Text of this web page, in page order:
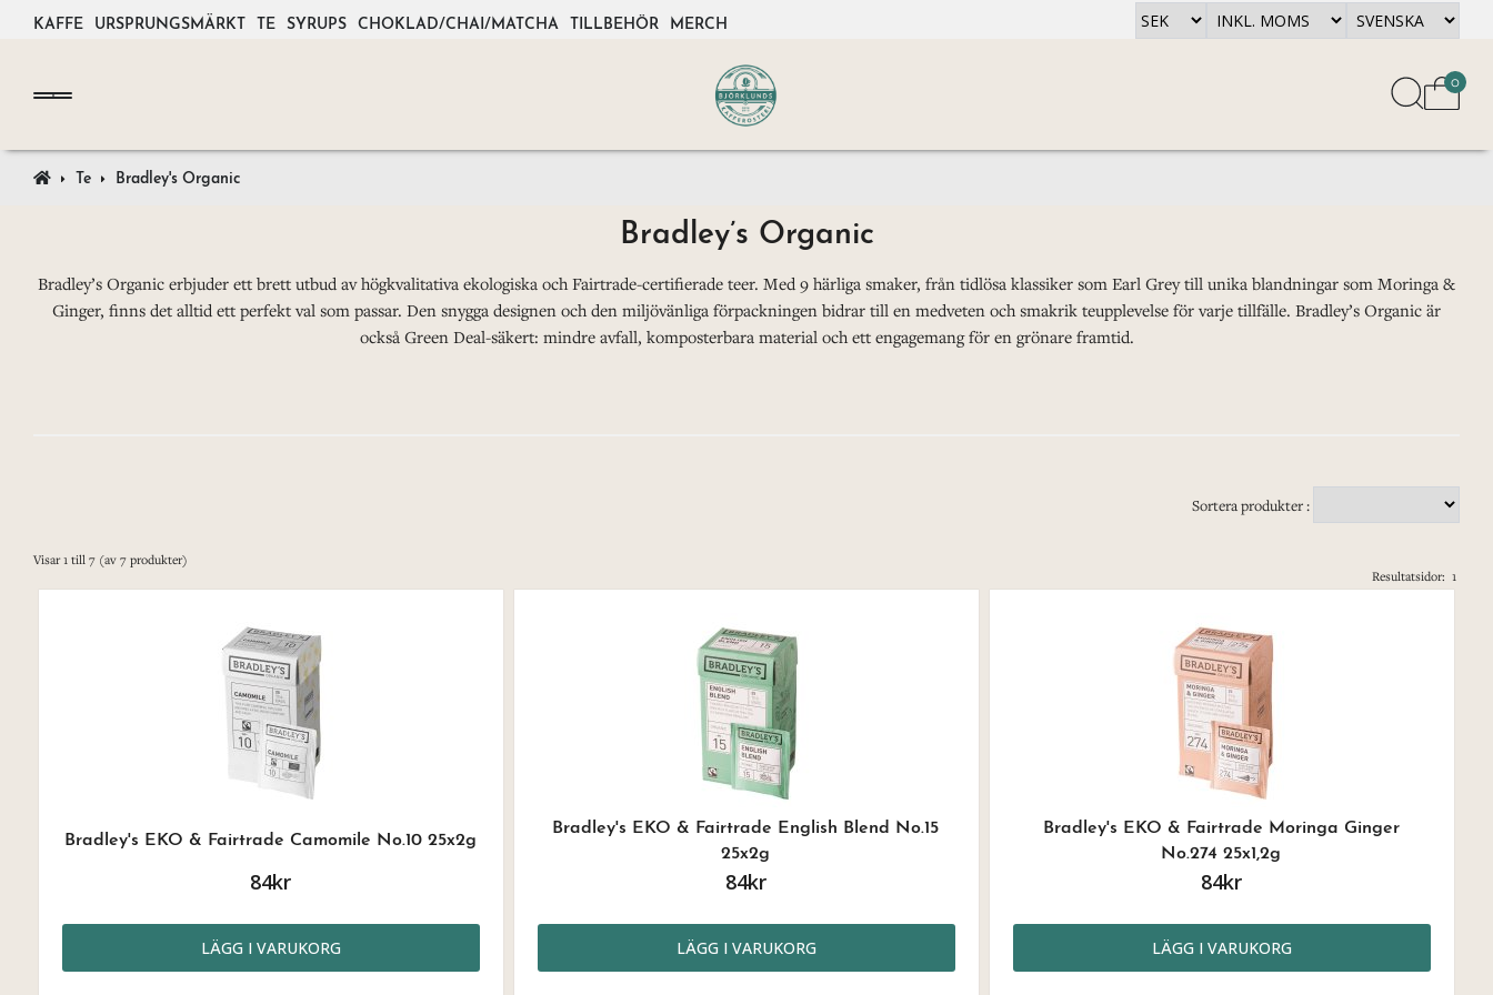
KAFFE URSPRUNGSMÄRKT TE SYRUPS CHOKLAD/CHAI/MATCHA TILLBEHÖR MERCH
0
Te Bradley's Organic
Bradley’s Organic
Bradley’s Organic erbjuder ett brett utbud av högkvalitativa ekologiska och Fairtrade-certifierade teer. Med 9 härliga smaker, från tidlösa klassiker som Earl Grey till unika blandningar som Moringa &
Ginger, finns det alltid ett perfekt val som passar. Den snygga designen och den miljövänliga förpackningen bidrar till en medveten och smakrik teupplevelse för varje tillfälle. Bradley’s Organic är
också Green Deal-säkert: mindre avfall, komposterbara material och ett engagemang för en grönare framtid.
Sortera produkter :
Visar1 till 7 (av 7 produkter)
Resultatsidor: 1
Bradley's EKO & Fairtrade Camomile No.10 25x2g
84kr
LÄGG I VARUKORG
Bradley's EKO & Fairtrade English Blend No.15
25x2g
84kr
LÄGG I VARUKORG
Bradley's EKO & Fairtrade Moringa Ginger
No.274 25x1,2g
84kr
LÄGG I VARUKORG